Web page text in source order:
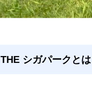
THE シガパークとは